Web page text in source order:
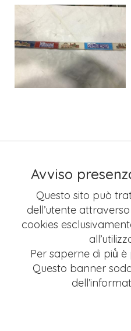
Avviso
Questo sito può
dell’utente
cookies
Per saperne di più̀ è
Questo banner